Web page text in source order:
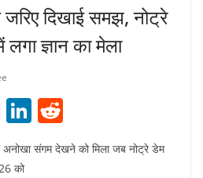
दिखाई समझ, नोट्रे
ज्ञान का मेला
E
m
ai
Li
n
k
e
d
अनोखा संगम देखने को मिला जब नोट्रे डेम
को